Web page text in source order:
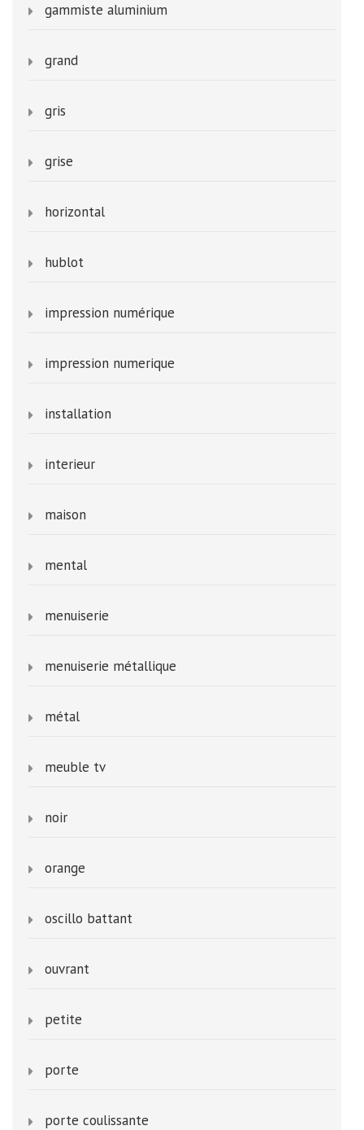
gammiste aluminium
grand
gris
grise
horizontal
hublot
impression numérique
impression numerique
installation
interieur
maison
mental
menuiserie
menuiserie métallique
métal
meuble tv
noir
orange
oscillo battant
ouvrant
petite
porte
porte coulissante